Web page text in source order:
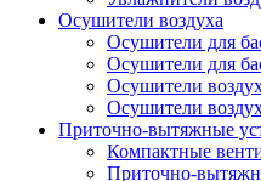
Осушители воздуха
Осушители для
Осушители для
Осушители
Осушители
Приточно-вытяжные
Компактные
Приточно-